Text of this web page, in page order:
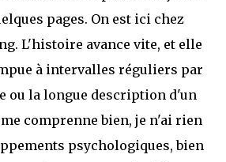
pages. On est ici chez
L'histoire avance vite, et elle
à intervalles réguliers par
ou la longue description d'un
comprenne bien, je n'ai rien
psychologiques, bien